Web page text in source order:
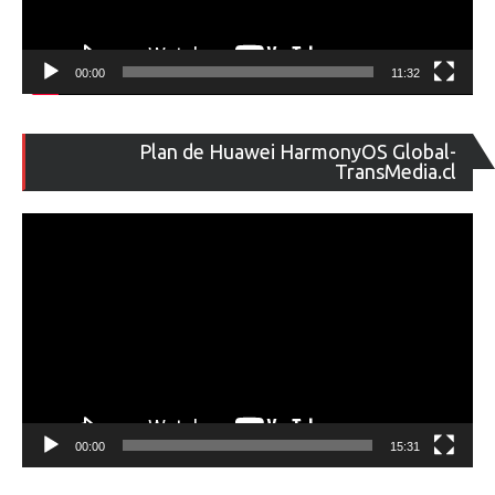
00:00 11:32
Plan de Huawei HarmonyOS Global-
TransMedia.cl
de
00:00 15:31